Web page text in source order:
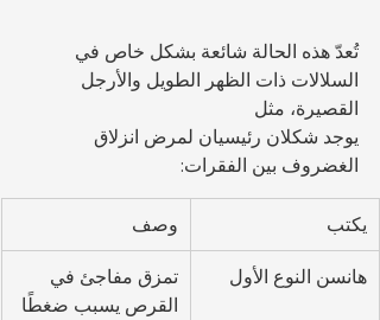
تُعدّ هذه الحالة شائعة بشكل خاص في
السلالات ذات الظهر الطويل والأرجل
القصيرة، مثل
يوجد شكلان رئيسيان لمرض انزلاق
الغضروف بين الفقرات:
يكتب وصف
هانسن النوع الأول
تمزق مفاجئ في
القرص يسبب ضغطًا